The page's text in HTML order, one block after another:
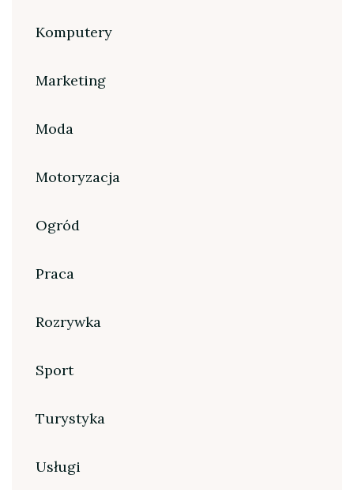
Komputery
Marketing
Moda
Motoryzacja
Ogród
Praca
Rozrywka
Sport
Turystyka
Usługi